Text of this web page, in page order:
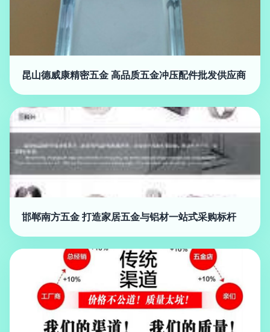
昆山德威康精密五金 高品质五金冲压配件批发供应商
邯郸南方五金 打造家居五金与铝材一站式采购标杆